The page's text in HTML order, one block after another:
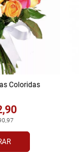
Coloridas